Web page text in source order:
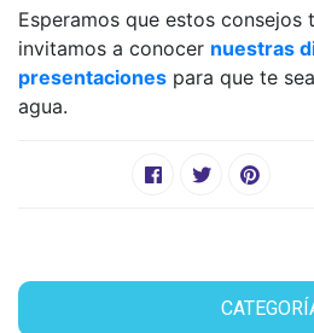
Esperamos que estos consejos
invitamos a conocer nuestras
presentaciones para que te
agua.